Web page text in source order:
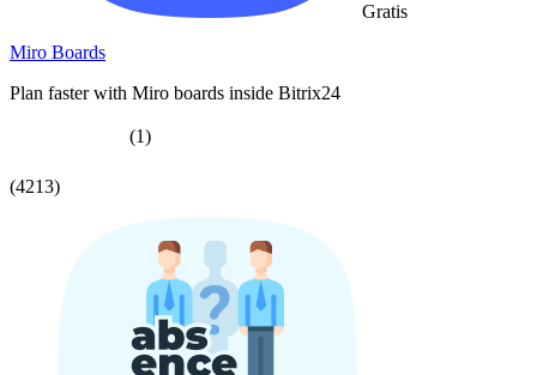
Gratis
Miro Boards
Plan faster with Miro boards inside Bitrix24
(1)
(4213)